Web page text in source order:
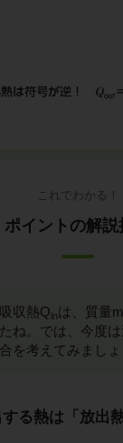
これでわかる！
ポイントの解説
収熱Qinは、質量
ね。では、今度
を考えてみましょ
る熱は「放出